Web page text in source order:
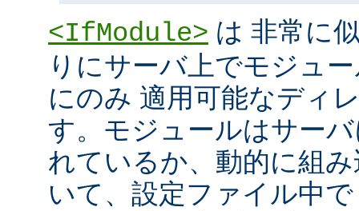
<IfModule> は 非常に
りにサーバ上でモジュ
にのみ 適用可能なディ
す。モジュールはサー
れているか、動的に組
いて、設定ファイル中